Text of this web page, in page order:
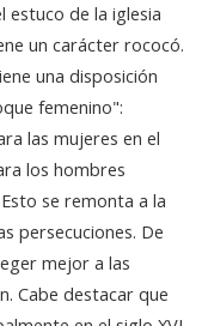
estuco de la iglesia
un carácter rococó.
una disposición
femenino":
las mujeres en el
los hombres
se remonta a la
persecuciones. De
mejor a las
Cabe destacar que